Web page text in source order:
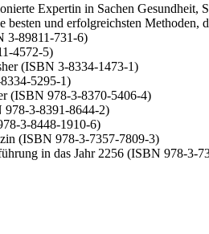
Expertin in Sachen
besten und erfolgreichsten
3-89811-731-6)
4572-5)
(ISBN 3-8334-1473-1)
5295-1)
(ISBN 978-3-8370-5406-4)
978-3-8391-8644-2)
3-8448-1910-6)
(ISBN 978-3-7357-7809-3)
in das Jahr 2256 (ISBN 978-3-